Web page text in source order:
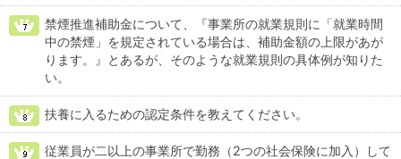
禁煙推進補助金について、『事業所の就業規則に「就業時間
中の禁煙」を規定されている場合は、補助金額の上限があが
ります。』とあるが、そのような就業規則の具体例が知りた
い。
扶養に入るための認定条件を教えてください。
従業員が二以上の事業所で勤務（2つの社会保険に加入）して